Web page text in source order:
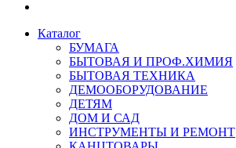
Каталог
БУМАГА
БЫТОВАЯ И ПРОФ.ХИМИЯ
БЫТОВАЯ ТЕХНИКА
ДЕМООБОРУДОВАНИЕ
ДЕТЯМ
ДОМ И САД
ИНСТРУМЕНТЫ И РЕМОНТ